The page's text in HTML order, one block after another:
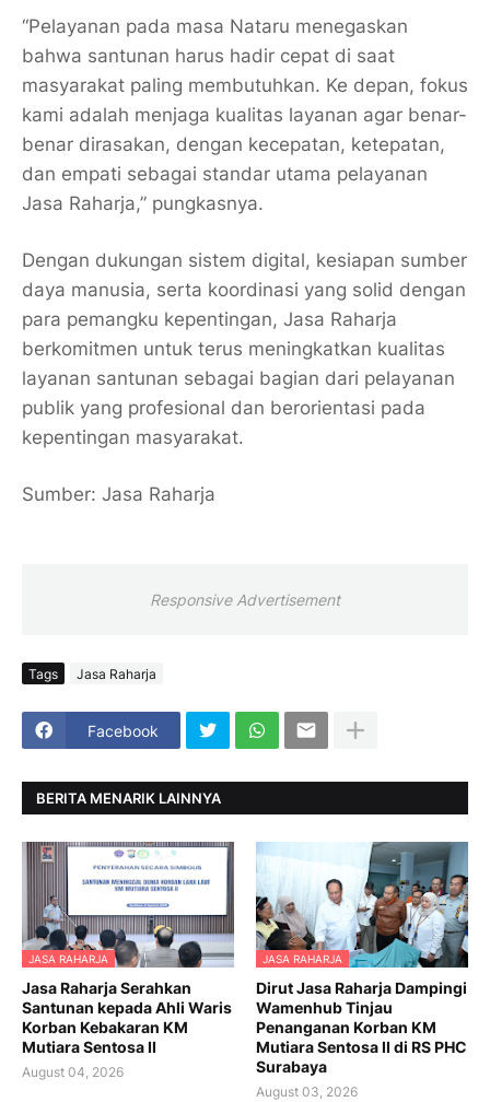
“Pelayanan pada masa Nataru menegaskan
bahwa santunan harus hadir cepat di saat
masyarakat paling membutuhkan. Ke depan, fokus
kami adalah menjaga kualitas layanan agar benar-
benar dirasakan, dengan kecepatan, ketepatan,
dan empati sebagai standar utama pelayanan
Jasa Raharja,” pungkasnya.
Dengan dukungan sistem digital, kesiapan sumber
daya manusia, serta koordinasi yang solid dengan
para pemangku kepentingan, Jasa Raharja
berkomitmen untuk terus meningkatkan kualitas
layanan santunan sebagai bagian dari pelayanan
publik yang profesional dan berorientasi pada
kepentingan masyarakat.
Sumber: Jasa Raharja
Responsive Advertisement
Tags Jasa Raharja
Facebook
BERITA MENARIK LAINNYA
JASA RAHARJA
Jasa Raharja Serahkan
Santunan kepada Ahli Waris
Korban Kebakaran KM
Mutiara Sentosa II
August 04, 2026
JASA RAHARJA
Dirut Jasa Raharja Dampingi
Wamenhub Tinjau
Penanganan Korban KM
Mutiara Sentosa II di RS PHC
Surabaya
August 03, 2026